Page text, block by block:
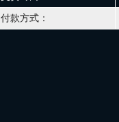
付款方式：